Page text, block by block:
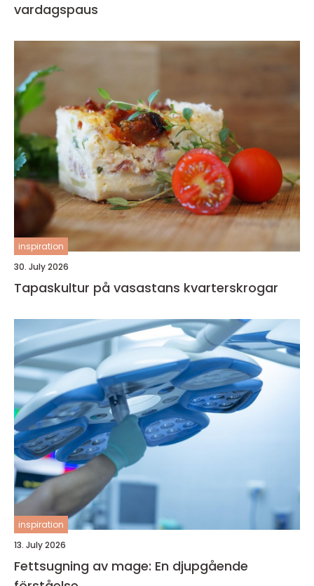
vardagspaus
inspiration
30. July 2026
Tapaskultur på vasastans kvarterskrogar
inspiration
13. July 2026
Fettsugning av mage: En djupgående